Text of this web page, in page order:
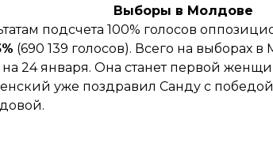
Выборы в Молдове
подсчета 100% голосов
(690 139 голосов). Всего на выборах
24 января. Она станет первой
уже поздравил Санду с